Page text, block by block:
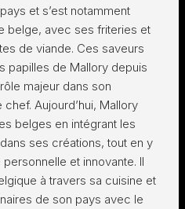
et s’est notamment
belge, avec ses friteries et
de viande. Ces saveurs
papilles de Mallory depuis
majeur dans son
Aujourd’hui, Mallory
belges en intégrant les
ses créations, tout en y
et innovante. Il
à travers sa cuisine et
de son pays avec le